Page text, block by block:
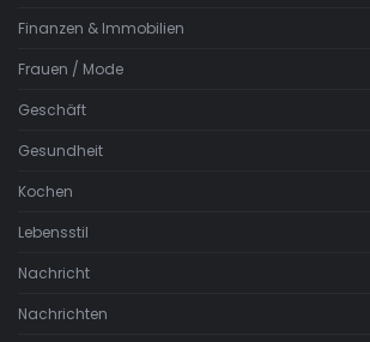
Finanzen & Immobilien
Frauen / Mode
Geschäft
Gesundheit
Kochen
Lebensstil
Nachricht
Nachrichten